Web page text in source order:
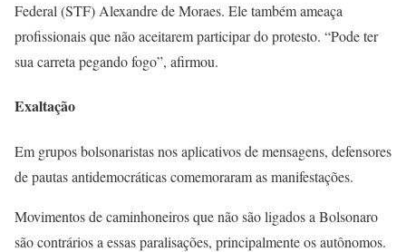
Federal (STF) Alexandre de Moraes. Ele também ameaça
profissionais que não aceitarem participar do protesto. “Pode ter
sua carreta pegando fogo”, afirmou.
Exaltação
Em grupos bolsonaristas nos aplicativos de mensagens, defensores
de pautas antidemocráticas comemoraram as manifestações.
Movimentos de caminhoneiros que não são ligados a Bolsonaro
são contrários a essas paralisações, principalmente os autônomos.